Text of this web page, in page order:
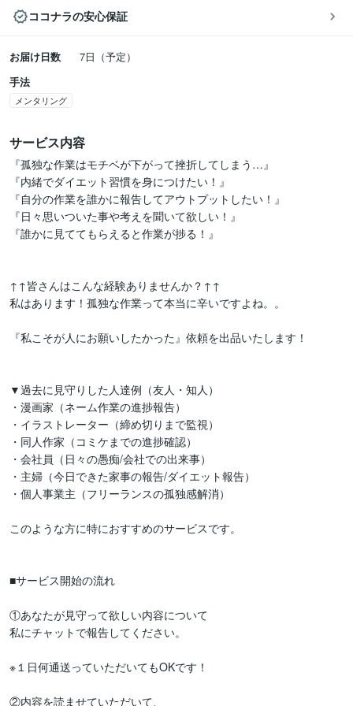
ココナラの安心保証
お届け日数
7日（予定）
手法
メンタリング
サービス内容
『孤独な作業はモチベが下がって挫折してしまう…』
『内緒でダイエット習慣を身につけたい！』
『自分の作業を誰かに報告してアウトプットしたい！』
『日々思いついた事や考えを聞いて欲しい！』
『誰かに見ててもらえると作業が捗る！』
↑↑皆さんはこんな経験ありませんか？↑↑
私はあります！孤独な作業って本当に辛いですよね。。
『私こそが人にお願いしたかった』依頼を出品いたします！
▼過去に見守りした人達例（友人・知人）
・漫画家（ネーム作業の進捗報告）
・イラストレーター（締め切りまで監視）
・同人作家（コミケまでの進捗確認）
・会社員（日々の愚痴/会社での出来事）
・主婦（今日できた家事の報告/ダイエット報告）
・個人事業主（フリーランスの孤独感解消）
このような方に特におすすめのサービスです。
■サービス開始の流れ
①あなたが見守って欲しい内容について
私にチャットで報告してください。
※１日何通送っていただいてもOKです！
②内容を読ませていただいて、